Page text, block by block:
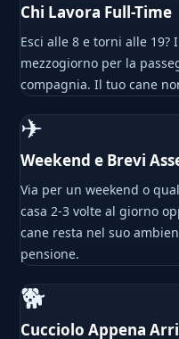
Chi Lavora Full-Time
Esci alle 8 e torni alle 19?
mezzogiorno per la
compagnia. Il tuo cane
✈
Weekend e Brevi
Via per un weekend o
casa 2-3 volte al giorno
cane resta nel suo
pensione.
🐕
Cucciolo Appena